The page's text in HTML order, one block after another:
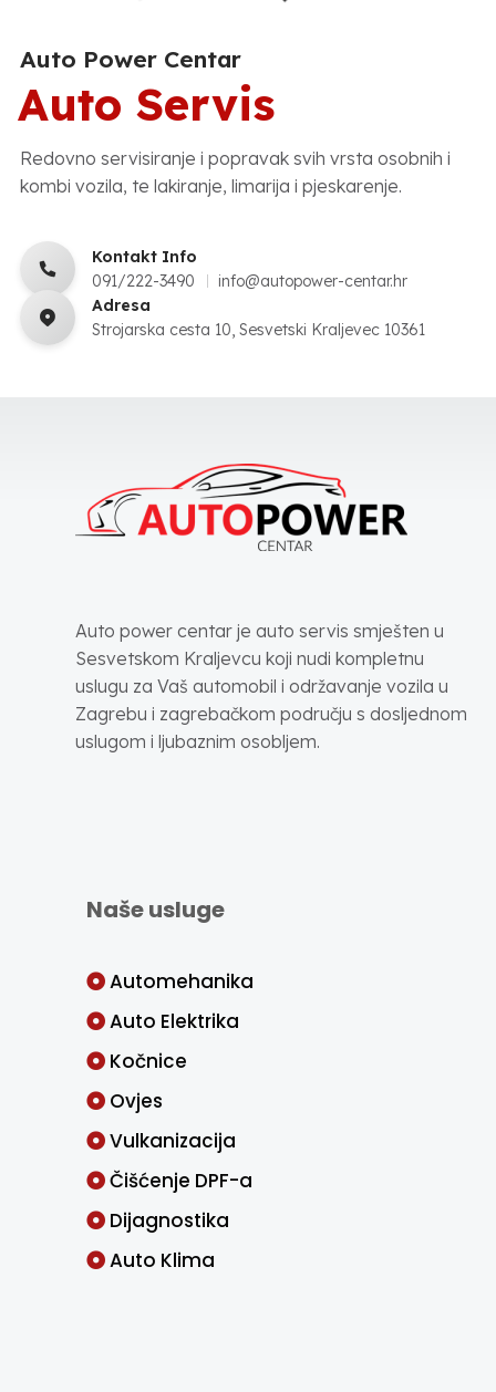
Auto Power Centar
Auto Servis
Redovno servisiranje i popravak svih vrsta osobnih i
kombi vozila, te lakiranje, limarija i pjeskarenje.
Kontakt Info
091/222-3490
info@autopower-centar.hr
Adresa
Strojarska cesta 10, Sesvetski Kraljevec 10361
Auto power centar je auto servis smješten u
Sesvetskom Kraljevcu koji nudi kompletnu
uslugu za Vaš automobil i održavanje vozila u
Zagrebu i zagrebačkom području s dosljednom
uslugom i ljubaznim osobljem.
Naše usluge
Automehanika
Auto Elektrika
Kočnice
Ovjes
Vulkanizacija
Čišćenje DPF-a
Dijagnostika
Auto Klima